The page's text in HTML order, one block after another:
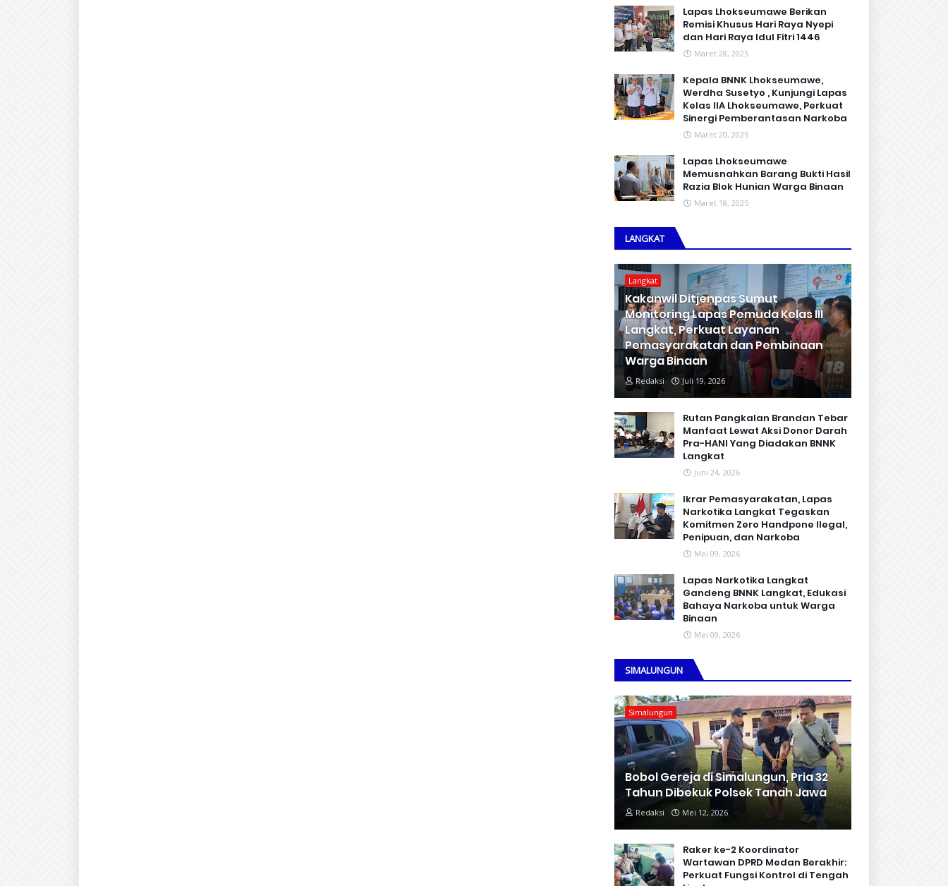
Lapas Lhokseumawe Berikan
Remisi Khusus Hari Raya Nyepi
dan Hari Raya Idul Fitri 1446
Maret 28, 2025
Kepala BNNK Lhokseumawe,
Werdha Susetyo , Kunjungi Lapas
Kelas IIA Lhokseumawe, Perkuat
Sinergi Pemberantasan Narkoba
Maret 20, 2025
Lapas Lhokseumawe
Memusnahkan Barang Bukti Hasil
Razia Blok Hunian Warga Binaan
Maret 18, 2025
LANGKAT
Langkat
Kakanwil Ditjenpas Sumut
Monitoring Lapas Pemuda Kelas III
Langkat, Perkuat Layanan
Pemasyarakatan dan Pembinaan
Warga Binaan
Redaksi Juli 19, 2026
Rutan Pangkalan Brandan Tebar
Manfaat Lewat Aksi Donor Darah
Pra-HANI Yang Diadakan BNNK
Langkat
Juni 24, 2026
Ikrar Pemasyarakatan, Lapas
Narkotika Langkat Tegaskan
Komitmen Zero Handpone llegal,
Penipuan, dan Narkoba
Mei 09, 2026
Lapas Narkotika Langkat
Gandeng BNNK Langkat, Edukasi
Bahaya Narkoba untuk Warga
Binaan
Mei 09, 2026
SIMALUNGUN
Simalungun
Bobol Gereja di Simalungun, Pria 32
Tahun Dibekuk Polsek Tanah Jawa
Redaksi Mei 12, 2026
Raker ke-2 Koordinator
Wartawan DPRD Medan Berakhir:
Perkuat Fungsi Kontrol di Tengah